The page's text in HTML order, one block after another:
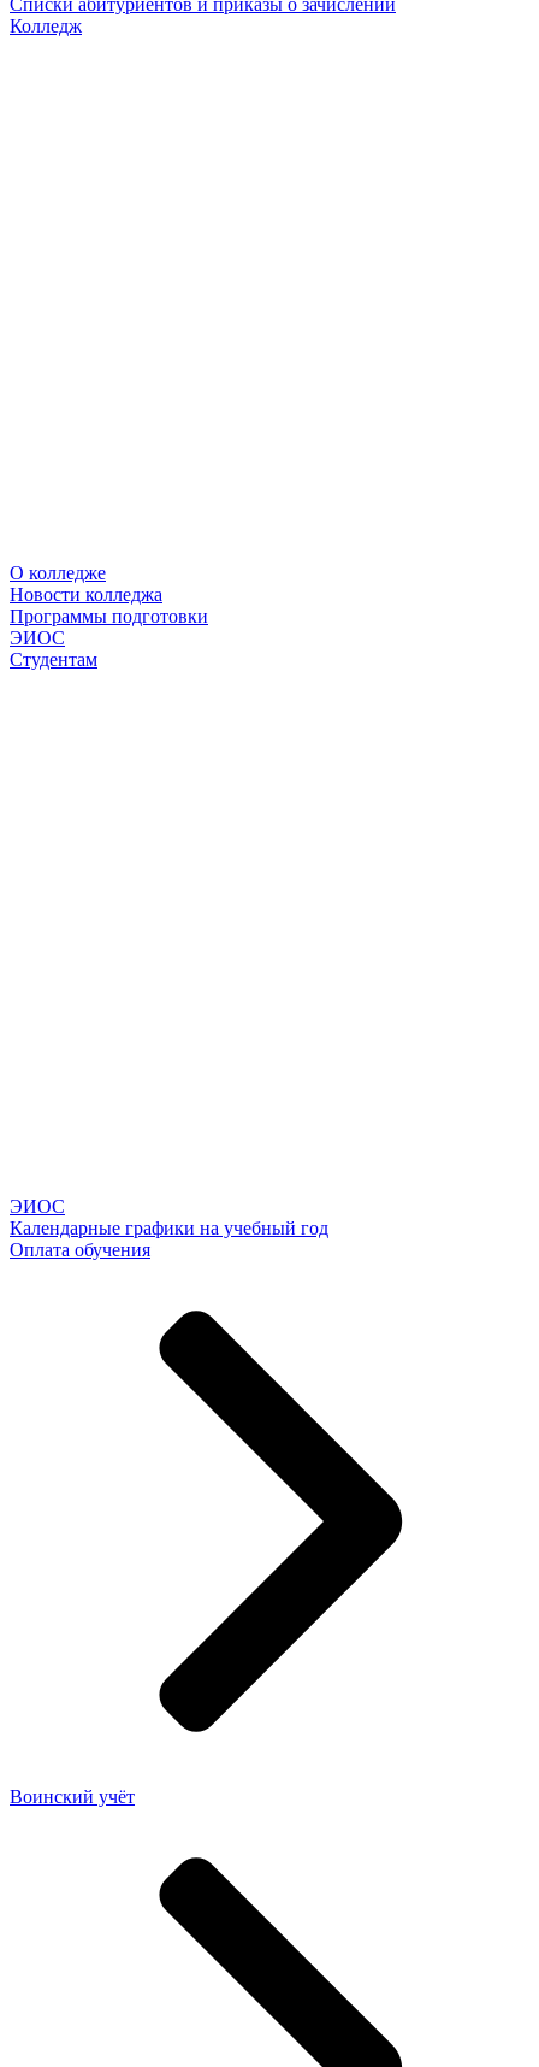
Списки абитуриентов и приказы о зачислении
Колледж
О колледже
Новости колледжа
Программы подготовки
ЭИОС
Студентам
ЭИОС
Календарные графики на учебный год
Оплата обучения
Воинский учёт